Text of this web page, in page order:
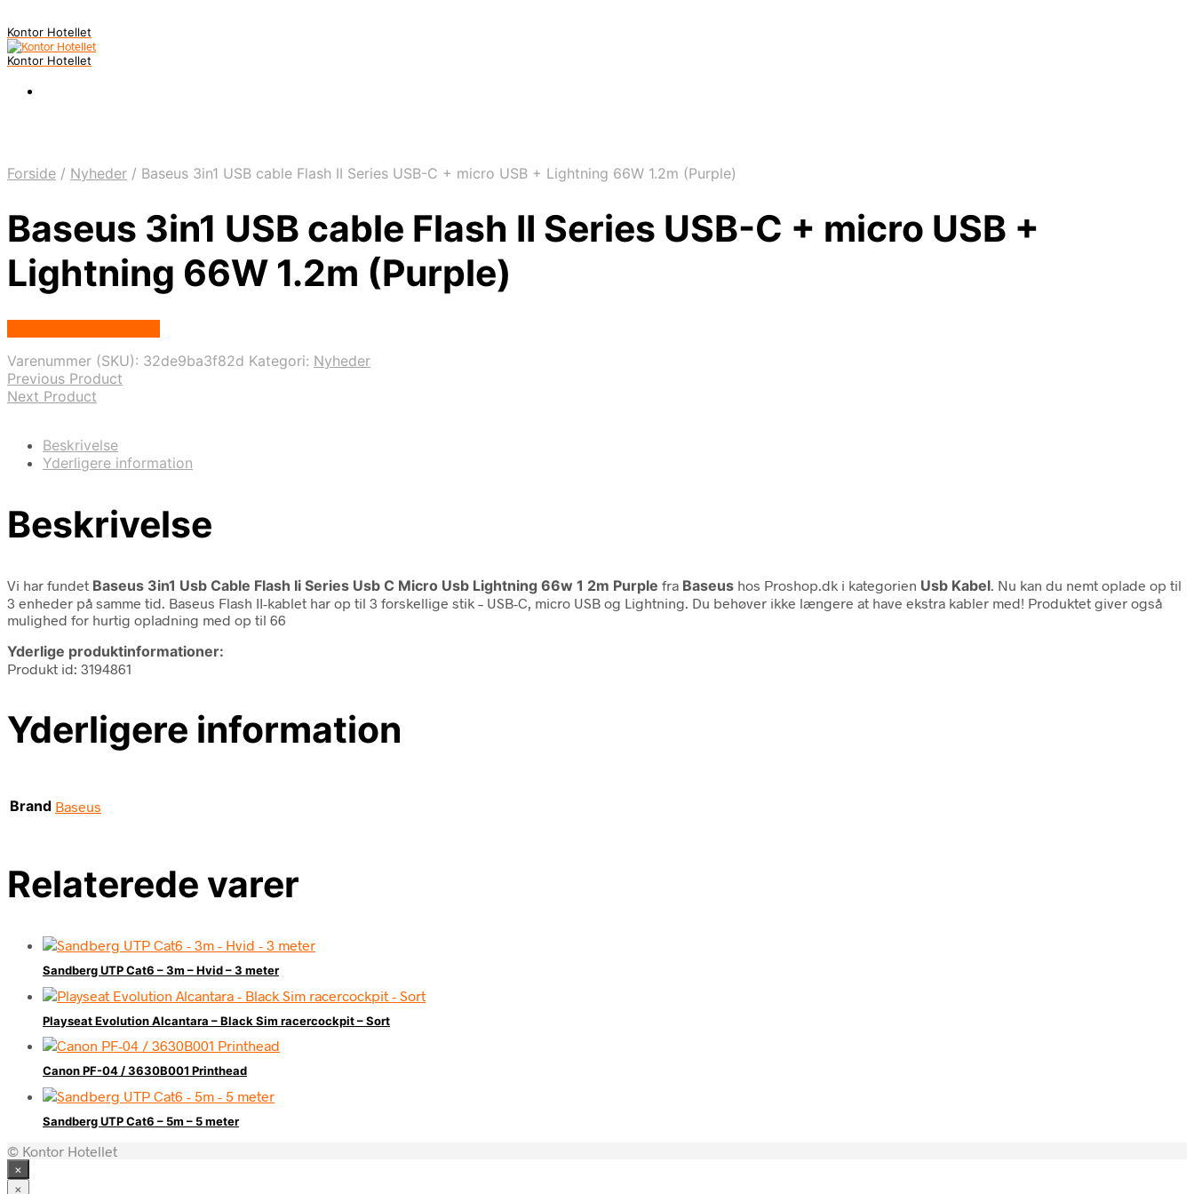
Kontor Hotellet
Kontor Hotellet
Forside / Nyheder / Baseus 3in1 USB cable Flash II Series USB-C + micro USB + Lightning 66W 1.2m (Purple)
Baseus 3in1 USB cable Flash II Series USB-C + micro USB +
Lightning 66W 1.2m (Purple)
Varenummer (SKU): 32de9ba3f82d Kategori: Nyheder
Previous Product
Next Product
Beskrivelse
Yderligere information
Beskrivelse
Vi har fundet Baseus 3in1 Usb Cable Flash Ii Series Usb C Micro Usb Lightning 66w 1 2m Purple fra Baseus hos Proshop.dk i kategorien Usb Kabel . Nu kan du nemt oplade op til
3 enheder på samme tid. Baseus Flash II-kablet har op til 3 forskellige stik – USB-C, micro USB og Lightning. Du behøver ikke længere at have ekstra kabler med! Produktet giver også
mulighed for hurtig opladning med op til 66
Yderlige produktinformationer:
Produkt id: 3194861
Yderligere information
Brand Baseus
Relaterede varer
Sandberg UTP Cat6 – 3m – Hvid – 3 meter
Playseat Evolution Alcantara – Black Sim racercockpit – Sort
Canon PF-04 / 3630B001 Printhead
Sandberg UTP Cat6 – 5m – 5 meter
© Kontor Hotellet
×
×